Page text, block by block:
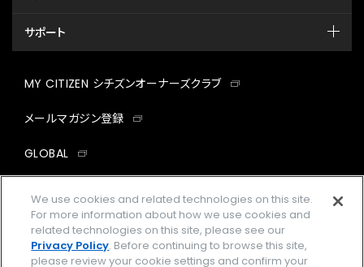
サポート
MY CITIZEN シチズンオーナーズクラブ
メールマガジン登録
GLOBAL
facebookinstagramtwitter
We use cookies and related technologies on this site.
For more information about how we use cookies and
related technologies on this site, please see our
Privacy Policy. Before continuing to browse this site,
please review your cookie settings and confirm your